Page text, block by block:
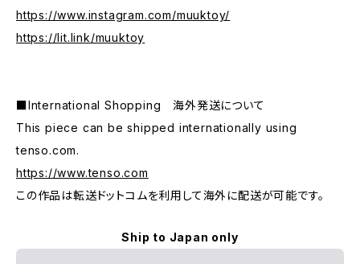
https://www.instagram.com/muuktoy/
https://lit.link/muuktoy
■International Shopping 海外発送について
This piece can be shipped internationally using
tenso.com.
https://www.tenso.com
この作品は転送ドットコムを利用して海外に配送が可能です。
Ship to Japan only